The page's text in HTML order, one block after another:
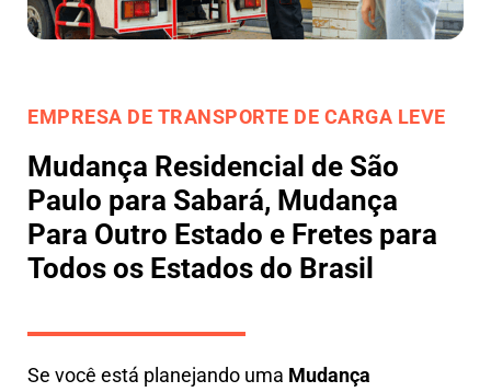
EMPRESA DE TRANSPORTE DE CARGA LEVE
Mudança Residencial de São
Paulo para Sabará, Mudança
Para Outro Estado e Fretes para
Todos os Estados do Brasil
Se você está planejando uma Mudança